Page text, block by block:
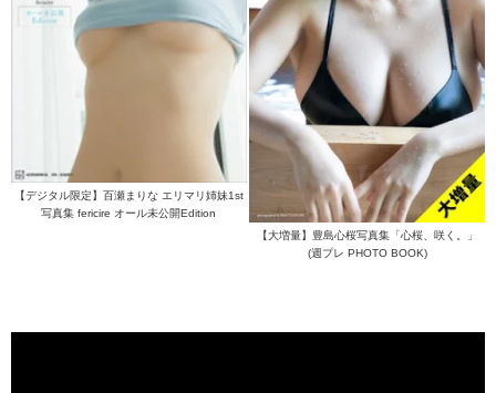
【デジタル限定】百瀬まりな エリマリ姉妹1st
写真集 fericire オール未公開Edition
【大増量】豊島心桜写真集「心桜、咲く。」
(週プレ PHOTO BOOK)